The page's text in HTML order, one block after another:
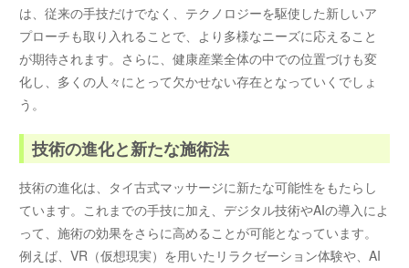
は、従来の手技だけでなく、テクノロジーを駆使した新しいア
プローチも取り入れることで、より多様なニーズに応えること
が期待されます。さらに、健康産業全体の中での位置づけも変
化し、多くの人々にとって欠かせない存在となっていくでしょ
う。
技術の進化と新たな施術法
技術の進化は、タイ古式マッサージに新たな可能性をもたらし
ています。これまでの手技に加え、デジタル技術やAIの導入によ
って、施術の効果をさらに高めることが可能となっています。
例えば、VR（仮想現実）を用いたリラクゼーション体験や、AI